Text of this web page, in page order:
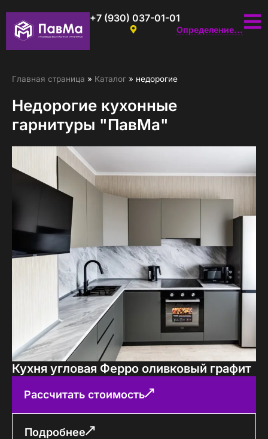
+7 (930) 037-01-01
Определение...
Главная страница » Каталог » недорогие
Недорогие кухонные
гарнитуры "ПавМа"
Кухня угловая Ферро оливковый графит
Рассчитать стоимость
Подробнее